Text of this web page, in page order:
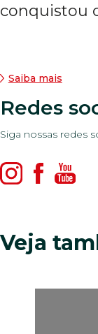
conquistou
Saiba mais
Redes
Siga nossas redes
Veja